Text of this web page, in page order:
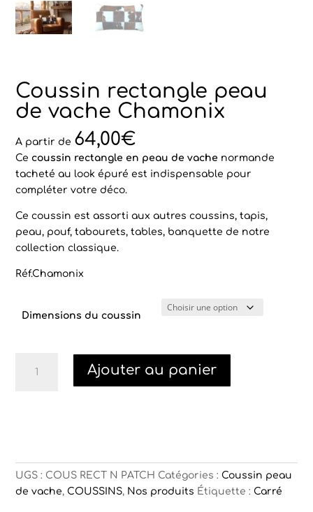
Coussin rectangle peau
de vache Chamonix
A partir de 64,00€
Ce coussin rectangle en peau de vache normande
tacheté au look épuré est indispensable pour
compléter votre déco.
Ce coussin est assorti aux autres coussins, tapis,
peau, pouf, tabourets, tables, banquette de notre
collection classique.
Réf.Chamonix
Dimensions du coussin
Chamonix
Ajouter au panier
UGS : COUS RECT N PATCH Catégories :Coussin peau
de vache,COUSSINS, Nos produits Étiquette :Carré